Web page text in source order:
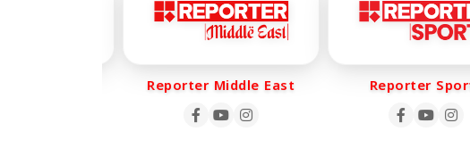
Reporter Middle East Reporter Sports